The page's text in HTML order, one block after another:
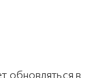
обновляться в